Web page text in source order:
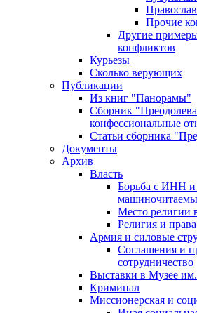
Прочие
Другие
конфликтов
Курьезы
Сколько верующих
Публикации
Из книг "Панорамы"
Сборник
конфессиональные
Статьи сборника
Документы
Архив
Власть
Борьба с ИНН и
Место религии
Религия и
Армия и силовые
Соглашения и
сотрудничество
Выставки в Музее
Криминал
Миссионерская и